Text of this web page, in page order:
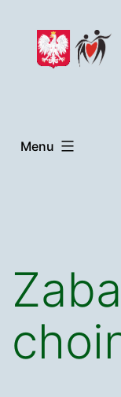
treści
Menu